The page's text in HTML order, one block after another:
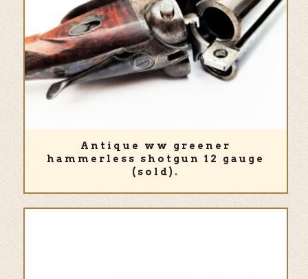
Antique ww greener
hammerless shotgun 12 gauge
(sold).